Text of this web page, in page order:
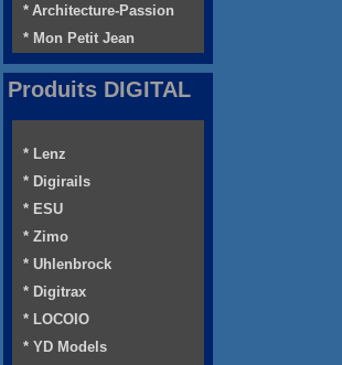
* Architecture-Passion
* Mon Petit Jean
Produits DIGITAL
* Lenz
* Digirails
* ESU
* Zimo
* Uhlenbrock
* Digitrax
* LOCOIO
* YD Models